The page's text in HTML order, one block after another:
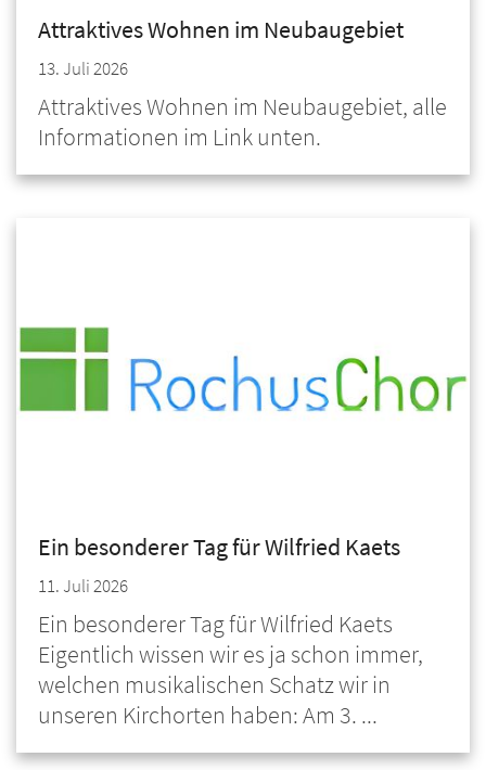
Attraktives Wohnen im Neubaugebiet
13. Juli 2026
Attraktives Wohnen im Neubaugebiet, alle
Informationen im Link unten.
Ein besonderer Tag für Wilfried Kaets
11. Juli 2026
Ein besonderer Tag für Wilfried Kaets
Eigentlich wissen wir es ja schon immer,
welchen musikalischen Schatz wir in
unseren Kirchorten haben: Am 3. ...